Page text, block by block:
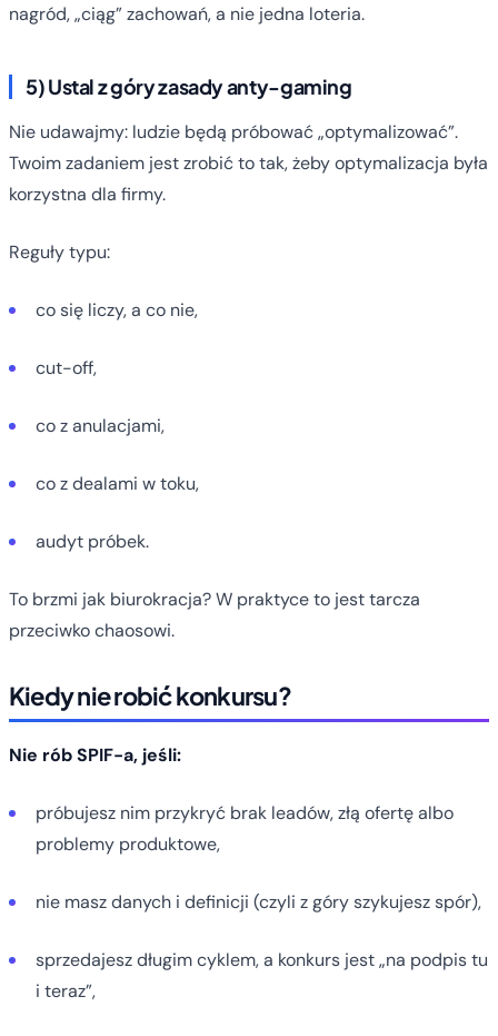
nagród, „ciąg” zachowań, a nie jedna loteria.
5) Ustal z góry zasady anty-gaming
Nie udawajmy: ludzie będą próbować „optymalizować”.
Twoim zadaniem jest zrobić to tak, żeby optymalizacja była
korzystna dla firmy.
Reguły typu:
co się liczy, a co nie,
cut-off,
co z anulacjami,
co z dealami w toku,
audyt próbek.
To brzmi jak biurokracja? W praktyce to jest tarcza
przeciwko chaosowi.
Kiedy nie robić konkursu?
Nie rób SPIF-a, jeśli:
próbujesz nim przykryć brak leadów, złą ofertę albo
problemy produktowe,
nie masz danych i definicji (czyli z góry szykujesz spór),
sprzedajesz długim cyklem, a konkurs jest „na podpis tu
i teraz”,